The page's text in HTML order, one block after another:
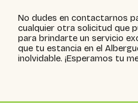
No dudes en contactarnos
cualquier otra solicitud que
para brindarte un servicio
que tu estancia en el
inolvidable. ¡Esperamos tu